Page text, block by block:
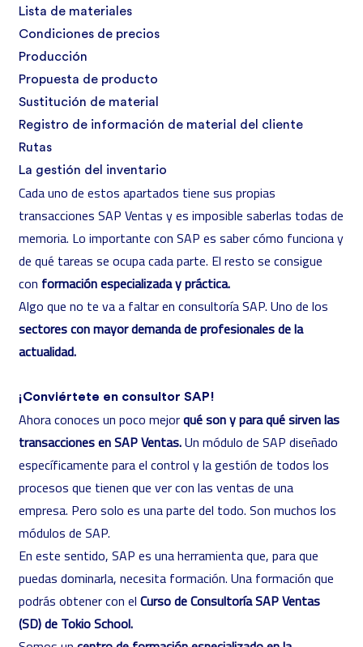
Lista de materiales
Condiciones de precios
Producción
Propuesta de producto
Sustitución de material
Registro de información de material del cliente
Rutas
La gestión del inventario
Cada uno de estos apartados tiene sus propias
transacciones SAP Ventas y es imposible saberlas todas de
memoria. Lo importante con SAP es saber cómo funciona y
de qué tareas se ocupa cada parte. El resto se consigue
con formación especializada y práctica.
Algo que no te va a faltar en consultoría SAP. Uno de los
sectores con mayor demanda de profesionales de la
actualidad.
¡Conviértete en consultor SAP!
Ahora conoces un poco mejorqué son y para qué sirven las
transacciones en SAP Ventas.Un módulo de SAP diseñado
específicamente para el control y la gestión de todos los
procesos que tienen que ver con las ventas de una
empresa. Pero solo es una parte del todo. Son muchos los
módulos de SAP.
En este sentido, SAP es una herramienta que, para que
puedas dominarla, necesita formación. Una formación que
podrás obtener con el Curso de Consultoría SAP Ventas
(SD) de Tokio School.